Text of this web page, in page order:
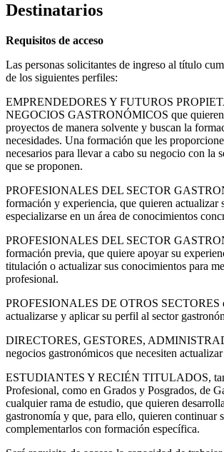
Destinatarios
Requisitos de acceso
Las personas solicitantes de ingreso al título
de los siguientes perfiles:
EMPRENDEDORES Y FUTUROS
NEGOCIOS GASTRONÓMICOS que quieren
proyectos de manera solvente y buscan la
necesidades. Una formación que les
necesarios para llevar a cabo su negocio con la
que se proponen.
PROFESIONALES DEL SECTOR
formación y experiencia, que quieren actualizar
especializarse en un área de conocimientos
PROFESIONALES DEL SECTOR
formación previa, que quiere apoyar su
titulación o actualizar sus conocimientos para
profesional.
PROFESIONALES DE OTROS SECTORES
actualizarse y aplicar su perfil al sector
DIRECTORES, GESTORES,
negocios gastronómicos que necesiten
ESTUDIANTES Y RECIÉN TITULADOS,
Profesional, como en Grados y Posgrados, de
cualquier rama de estudio, que quieren
gastronomía y que, para ello, quieren continuar
complementarlos con formación específica.